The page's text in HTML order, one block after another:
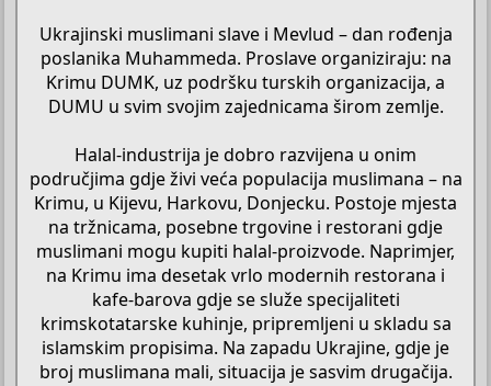
Ukrajinski muslimani slave i Mevlud – dan rođenja
poslanika Muhammeda. Proslave organiziraju: na
Krimu DUMK, uz podršku turskih organizacija, a
DUMU u svim svojim zajednicama širom zemlje.
Halal-industrija je dobro razvijena u onim
područjima gdje živi veća populacija muslimana – na
Krimu, u Kijevu, Harkovu, Donjecku. Postoje mjesta
na tržnicama, posebne trgovine i restorani gdje
muslimani mogu kupiti halal-proizvode. Naprimjer,
na Krimu ima desetak vrlo modernih restorana i
kafe-barova gdje se služe specijaliteti
krimskotatarske kuhinje, pripremljeni u skladu sa
islamskim propisima. Na zapadu Ukrajine, gdje je
broj muslimana mali, situacija je sasvim drugačija.